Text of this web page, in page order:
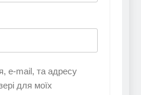
e-mail, та адресу
для моїх